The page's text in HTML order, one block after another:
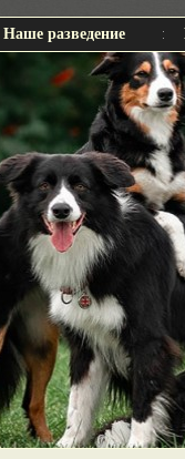
Наше разведение